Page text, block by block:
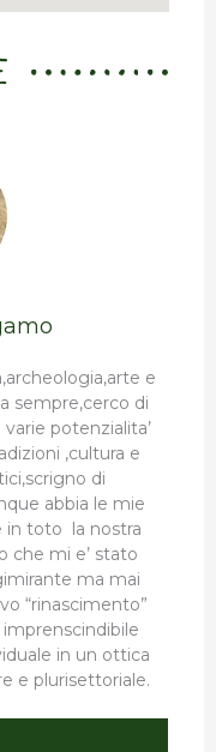
e
sempre,cerco di
potenzialita’
,cultura e
di
abbia le mie
in toto la nostra
che mi e’ stato
ma mai
“rinascimento”
imprenscindibile
in un ottica
e plurisettoriale.